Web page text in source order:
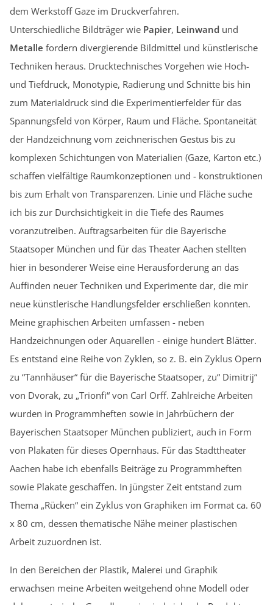
dem Werkstoff Gaze im Druckverfahren.
Unterschiedliche Bildträger wie Papier, Leinwand und
Metalle fordern divergierende Bildmittel und künstlerische
Techniken heraus. Drucktechnisches Vorgehen wie Hoch-
und Tiefdruck, Monotypie, Radierung und Schnitte bis hin
zum Materialdruck sind die Experimentierfelder für das
Spannungsfeld von Körper, Raum und Fläche. Spontaneität
der Handzeichnung vom zeichnerischen Gestus bis zu
komplexen Schichtungen von Materialien (Gaze, Karton etc.)
schaffen vielfältige Raumkonzeptionen und - konstruktionen
bis zum Erhalt von Transparenzen. Linie und Fläche suche
ich bis zur Durchsichtigkeit in die Tiefe des Raumes
voranzutreiben. Auftragsarbeiten für die Bayerische
Staatsoper München und für das Theater Aachen stellten
hier in besonderer Weise eine Herausforderung an das
Auffinden neuer Techniken und Experimente dar, die mir
neue künstlerische Handlungsfelder erschließen konnten.
Meine graphischen Arbeiten umfassen - neben
Handzeichnungen oder Aquarellen - einige hundert Blätter.
Es entstand eine Reihe von Zyklen, so z. B. ein Zyklus Opern
zu “Tannhäuser“ für die Bayerische Staatsoper, zu“ Dimitrij“
von Dvorak, zu „Trionfi“ von Carl Orff. Zahlreiche Arbeiten
wurden in Programmheften sowie in Jahrbüchern der
Bayerischen Staatsoper München publiziert, auch in Form
von Plakaten für dieses Opernhaus. Für das Stadttheater
Aachen habe ich ebenfalls Beiträge zu Programmheften
sowie Plakate geschaffen. In jüngster Zeit entstand zum
Thema „Rücken“ ein Zyklus von Graphiken im Format ca. 60
x 80 cm, dessen thematische Nähe meiner plastischen
Arbeit zuzuordnen ist.
In den Bereichen der Plastik, Malerei und Graphik
erwachsen meine Arbeiten weitgehend ohne Modell oder